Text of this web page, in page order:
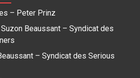
– Peter Prinz
Suzon Beaussant – Syndicat des
– Syndicat des Serious